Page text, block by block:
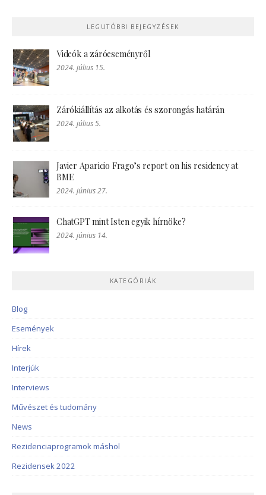
LEGUTÓBBI BEJEGYZÉSEK
Videók a záróeseményről
2024. július 15.
Zárókiállítás az alkotás és szorongás határán
2024. július 5.
Javier Aparicio Frago’s report on his residency at
BME
2024. június 27.
ChatGPT mint Isten egyik hírnöke?
2024. június 14.
KATEGÓRIÁK
Blog
Események
Hírek
Interjúk
Interviews
Művészet és tudomány
News
Rezidenciaprogramok máshol
Rezidensek 2022